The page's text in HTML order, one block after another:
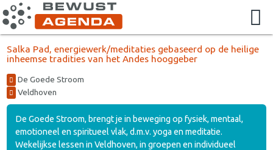
Salka Pad, energiewerk/meditaties gebaseerd op de heilige
inheemse tradities van het Andes hooggeber
De Goede Stroom
Veldhoven
De Goede Stroom, brengt je in beweging op fysiek, mentaal,
emotioneel en spiritueel vlak, d.m.v. yoga en meditatie.
Wekelijkse lessen in Veldhoven, in groepen en individueel